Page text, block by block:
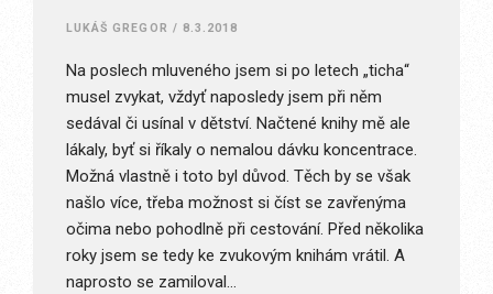
LUKÁŠ GREGOR / 8.3.2018
Na poslech mluveného jsem si po letech „ticha“
musel zvykat, vždyť naposledy jsem při něm
sedával či usínal v dětství. Načtené knihy mě ale
lákaly, byť si říkaly o nemalou dávku koncentrace.
Možná vlastně i toto byl důvod. Těch by se však
našlo více, třeba možnost si číst se zavřenýma
očima nebo pohodlně při cestování. Před několika
roky jsem se tedy ke zvukovým knihám vrátil. A
naprosto se zamiloval…